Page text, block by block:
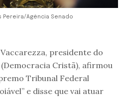
Pereira/Agência Senado
presidente do
Cristã), afirmou
Tribunal Federal
e disse que vai atuar